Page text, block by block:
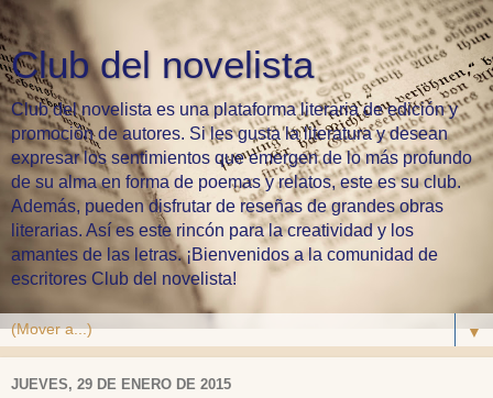
Club del novelista
Club del novelista es una plataforma literaria de edición y
promoción de autores. Si les gusta la literatura y desean
expresar los sentimientos que emergen de lo más profundo
de su alma en forma de poemas y relatos, este es su club.
Además, pueden disfrutar de reseñas de grandes obras
literarias. Así es este rincón para la creatividad y los
amantes de las letras. ¡Bienvenidos a la comunidad de
escritores Club del novelista!
▼
JUEVES, 29 DE ENERO DE 2015